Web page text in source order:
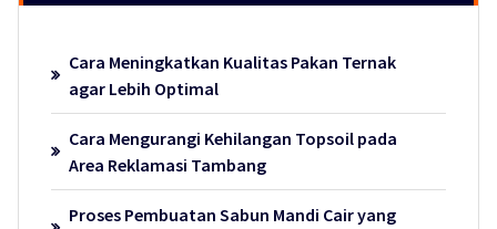
Cara Meningkatkan Kualitas Pakan Ternak
agar Lebih Optimal
Cara Mengurangi Kehilangan Topsoil pada
Area Reklamasi Tambang
Proses Pembuatan Sabun Mandi Cair yang